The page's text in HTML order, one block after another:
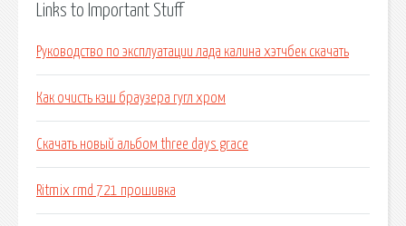
Links to Important Stuff
Руководство по эксплуатации лада калина хэтчбек скачать
Как очисть кэш браузера гугл хром
Скачать новый альбом three days grace
Ritmix rmd 721 прошивка